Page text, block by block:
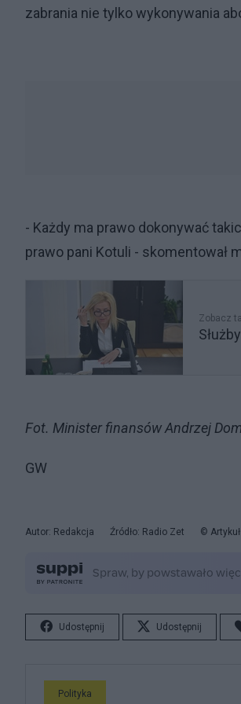
zabrania nie tylko wykonywania
- Każdy ma prawo dokonywać
prawo pani Kotuli - skomentował
Zobacz
Fot. Minister finansów Andrzej
GW
Autor: Redakcja Źródło: Radio Zet ©
Udostępnij Udostępnij
Polityka